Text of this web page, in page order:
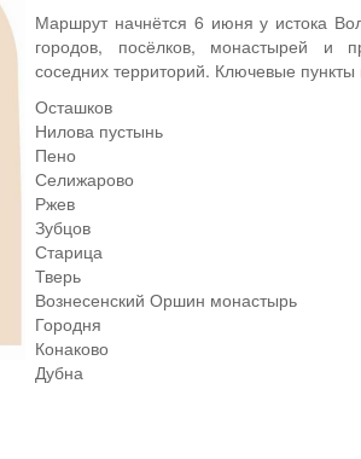
Маршрут начнётся 6 июня у истока
городов, посёлков, монастырей и
соседних территорий. Ключевые
Осташков
Нилова пустынь
Пено
Селижарово
Ржев
Зубцов
Старица
Тверь
Вознесенский Оршин монастырь
Городня
Конаково
Дубна